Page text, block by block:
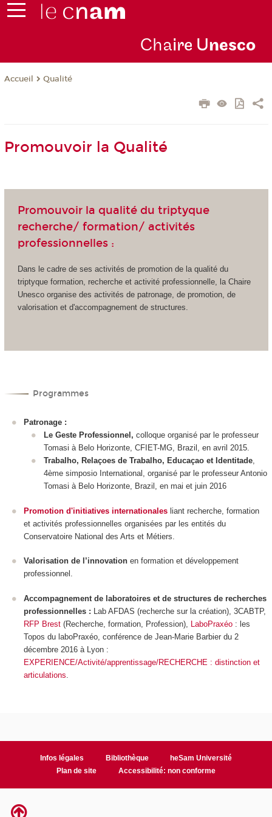
Chaire Unesco
Accueil Qualité
Promouvoir la Qualité
Promouvoir la qualité du triptyque
recherche/ formation/ activités
professionnelles :
Dans le cadre de ses activités de promotion de la qualité du
triptyque formation, recherche et activité professionnelle, la Chaire
Unesco organise des activités de patronage, de promotion, de
valorisation et d'accompagnement de structures.
Programmes
Patronage :
Le Geste Professionnel, colloque organisé par le professeur
Tomasi à Belo Horizonte, CFIET-MG, Brazil, en avril 2015.
Trabalho, Relaçoes de Trabalho, Educaçao et Identitade,
4èmesimposio International, organisé par le professeur Antonio
Tomasi à Belo Horizonte, Brazil, en mai et juin 2016
Promotion d'initiatives internationales liant recherche, formation
et activités professionnelles organisées par les entités du
Conservatoire National des Arts et Métiers.
Valorisation de l’innovation en formation et développement
professionnel.
Accompagnement de laboratoires et de structures de recherches
professionnelles :
Lab AFDAS (recherche sur la création), 3CABTP,
RFP Brest (Recherche, formation, Profession), LaboPraxéo : les
Topos du laboPraxéo, conférence de Jean-Marie Barbier du 2
décembre 2016 à Lyon :
EXPERIENCE/Activité/apprentissage/RECHERCHE : distinction et
articulations
Infos légales Bibliothèque
heSam Université
Plan de site
Accessibilité: non conforme